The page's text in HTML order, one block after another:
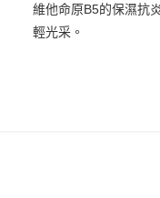
相關說明
銀行匯款 請將存款存到以
每筆HK$30.00，滿
維他命原B5的保濕抗
輕光采。